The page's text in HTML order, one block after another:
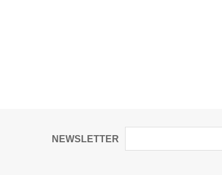
NEWSLETTER